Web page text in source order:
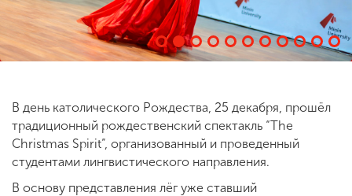
комиссия
+7 (831) 262-26-20
В день католического Рождества, 25 декабря, прошёл
традиционный рождественский спектакль “The
Christmas Spirit”, организованный и проведенный
студентами лингвистического направления.
В основу представления лёг уже ставший